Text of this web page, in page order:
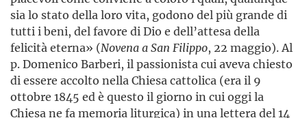
sia lo stato della loro vita, godono del più grande di
tutti i beni, del favore di Dio e dell’attesa della
felicità eterna» (Novena a San Filippo, 22 maggio). Al
p. Domenico Barberi, il passionista cui aveva chiesto
di essere accolto nella Chiesa cattolica (era il 9
ottobre 1845 ed è questo il giorno in cui oggi la
Chiesa ne fa memoria liturgica) in una lettera del 14